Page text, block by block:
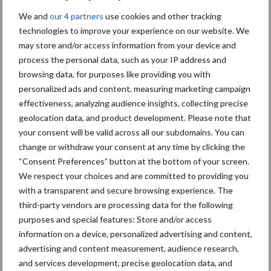
We and our 4 partners use cookies and other tracking
technologies to improve your experience on our website. We
may store and/or access information from your device and
process the personal data, such as your IP address and
browsing data, for purposes like providing you with
personalized ads and content, measuring marketing campaign
effectiveness, analyzing audience insights, collecting precise
geolocation data, and product development. Please note that
your consent will be valid across all our subdomains. You can
change or withdraw your consent at any time by clicking the
“Consent Preferences” button at the bottom of your screen.
We respect your choices and are committed to providing you
with a transparent and secure browsing experience. The
third-party vendors are processing data for the following
purposes and special features: Store and/or access
information on a device, personalized advertising and content,
advertising and content measurement, audience research,
and services development, precise geolocation data, and
Primaire
Sidebar
Recent nieuws Partner nieuws
7 aug
Britse varkenssector vreest
afzetcrisis in het najaar
7 aug
Grondstoffenmarkt blijft grillig:
droogte en geopolitiek houden
handel in de greep
5 aug
“Vraag naar praktische
hygieneoplossingen is in Polen
groter dan ooit”
Toon meer